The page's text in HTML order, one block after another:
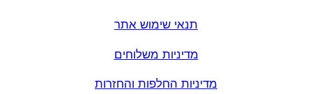
תנאי שימוש אתר
מדיניות משלוחים
מדיניות החלפות והחזרות